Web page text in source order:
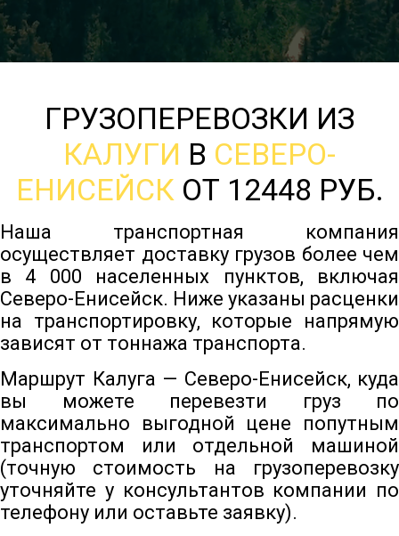
ГРУЗОПЕРЕВОЗКИ ИЗ
КАЛУГИ В СЕВЕРО-
ЕНИСЕЙСКОТ 12448 РУБ.
Наша транспортная компания
осуществляет доставку грузов более чем
в 4 000 населенных пунктов, включая
Северо-Енисейск. Ниже указаны расценки
на транспортировку, которые напрямую
зависят от тоннажа транспорта.
Маршрут Калуга — Северо-Енисейск, куда
вы можете перевезти груз по
максимально выгодной цене попутным
транспортом или отдельной машиной
(точную стоимость на грузоперевозку
уточняйте у консультантов компании по
телефону или оставьте заявку).